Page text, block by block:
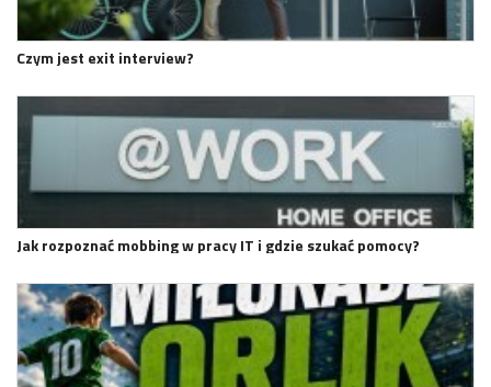
Czym jest exit interview?
Jak rozpoznać mobbing w pracy IT i gdzie szukać pomocy?